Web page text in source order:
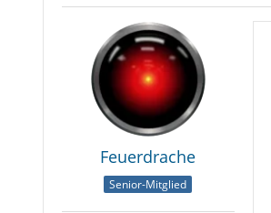
Feuerdrache
Senior-Mitglied